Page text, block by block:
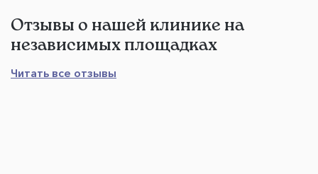
Отзывы о нашей клинике на
независимых площадках
Читать все отзывы